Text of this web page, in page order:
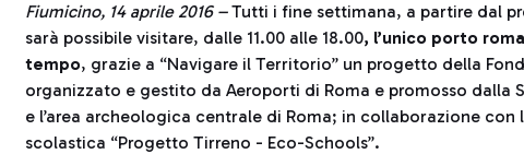
Fiumicino, 14 aprile 2016 –Tutti i fine settimana, a partire dal
sarà possibile visitare, dalle 11.00 alle 18.00, l’unico porto
tempo, grazie a “Navigare il Territorio” un progetto della
organizzato e gestito da Aeroporti di Roma e promosso dalla
e l’area archeologica centrale di Roma; in collaborazione
scolastica “Progetto Tirreno - Eco-Schools”.